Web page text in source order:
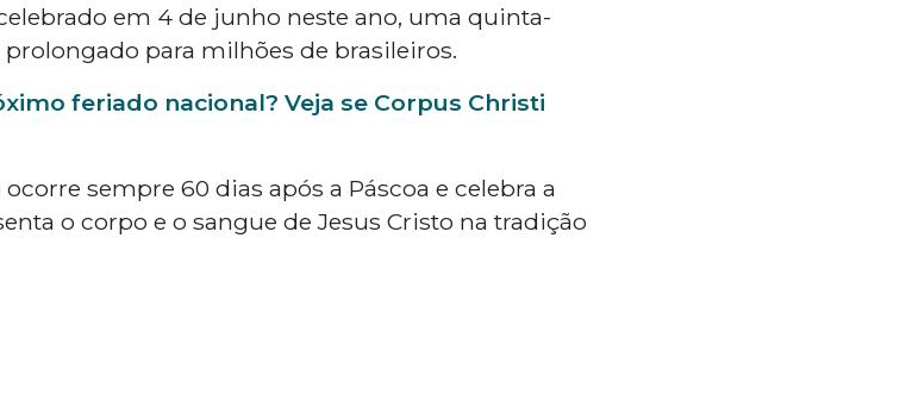
em 4 de junho neste ano, uma quinta-
para milhões de brasileiros.
feriado nacional? Veja se Corpus Christi
ocorre sempre 60 dias após a Páscoa e celebra a
o corpo e o sangue de Jesus Cristo na tradição